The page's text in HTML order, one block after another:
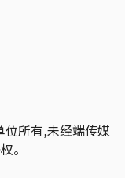
位所有,未经端传媒
。